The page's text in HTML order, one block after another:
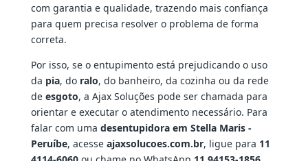
com garantia e qualidade, trazendo mais confiança
para quem precisa resolver o problema de forma
correta.
Por isso, se o entupimento está prejudicando o uso
da pia, do ralo, do banheiro, da cozinha ou da rede
de esgoto, a Ajax Soluções pode ser chamada para
orientar e executar o atendimento necessário. Para
falar com uma desentupidora em Stella Maris -
Peruíbe, acesse ajaxsolucoes.com.br, ligue para 11